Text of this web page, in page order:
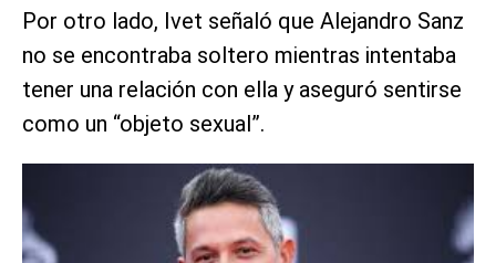
Por otro lado, Ivet señaló que Alejandro Sanz
no se encontraba soltero mientras intentaba
tener una relación con ella y aseguró sentirse
como un “objeto sexual”.